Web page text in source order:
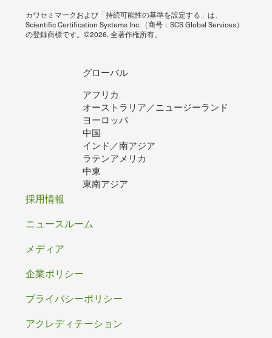
カワセミマークおよび「持続可能性の基準を設定する」は、
Scientific Certification Systems Inc.（商号：SCS Global Services）
の登録商標です。©2026. 全著作権所有。
グローバル
アフリカ
オーストラリア／ニュージーランド
ヨーロッパ
中国
インド／南アジア
ラテンアメリカ
中東
東南アジア
フ
ッ
タ
ー
採用情報
ニュースルーム
メディア
企業ポリシー
プライバシーポリシー
アクレディテーション